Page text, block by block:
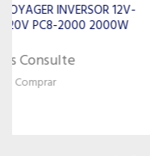
VOYAGER INVERSOR 12V-
110V PC8-600G 600W
Gs Consulte
+ Comprar